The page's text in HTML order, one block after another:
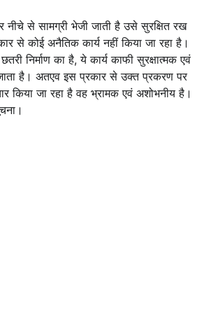
से सामग्री भेजी जाती है उसे सुरक्षित रख
से कोई अनैतिक कार्य नहीं किया जा रहा है।
निर्माण का है, ये कार्य काफी सुरक्षात्मक एवं
है। अतएव इस प्रकार से उक्त प्रकरण पर
किया जा रहा है वह भ्रामक एवं अशोभनीय है।